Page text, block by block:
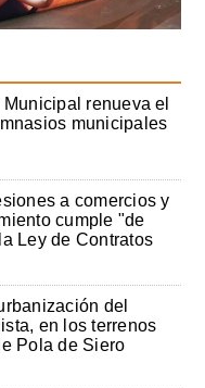
renueva el
municipales
a comercios y
cumple "de
Ley de Contratos
del
en los terrenos
Pola de Siero